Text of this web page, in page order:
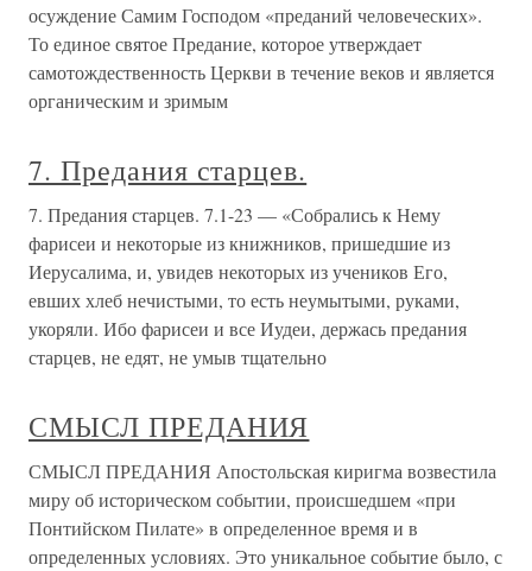
осуждение Самим Господом «преданий человеческих».
То единое святое Предание, которое утверждает
самотождественность Церкви в течение веков и является
органическим и зримым
7. Предания старцев.
7. Предания старцев. 7.1-23 — «Собрались к Нему
фарисеи и некоторые из книжников, пришедшие из
Иерусалима, и, увидев некоторых из учеников Его,
евших хлеб нечистыми, то есть неумытыми, руками,
укоряли. Ибо фарисеи и все Иудеи, держась предания
старцев, не едят, не умыв тщательно
СМЫСЛ ПРЕДАНИЯ
СМЫСЛ ПРЕДАНИЯ Апостольская киригма возвестила
миру об историческом событии, происшедшем «при
Понтийском Пилате» в определенное время и в
определенных условиях. Это уникальное событие было, с